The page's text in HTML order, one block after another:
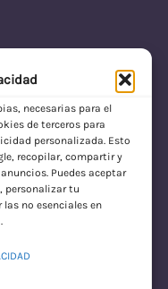
necesarias para el
de terceros para
personalizada. Esto
recopilar, compartir y
Puedes aceptar
, personalizar tu
no esenciales en
con Envío